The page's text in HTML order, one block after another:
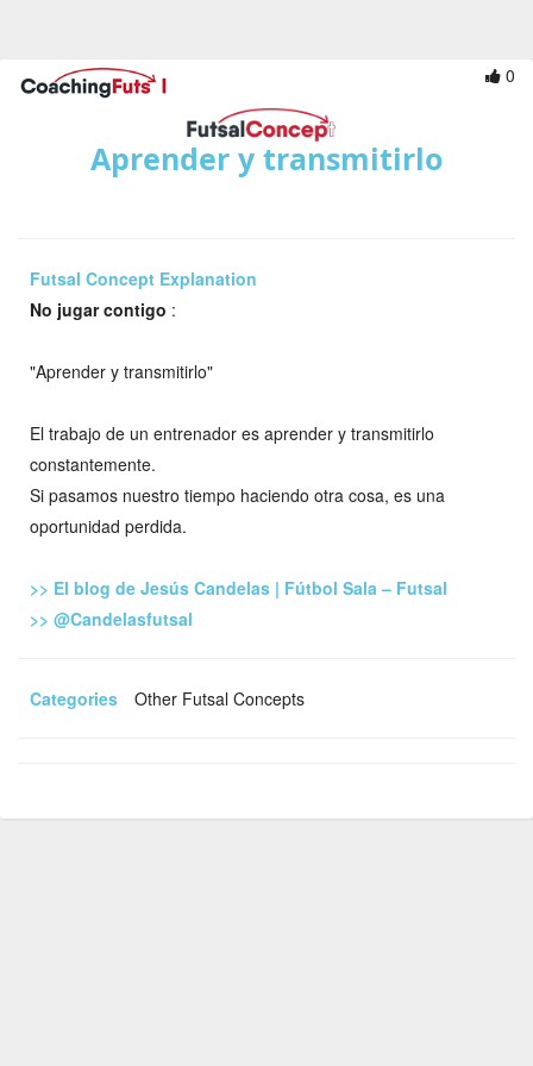
0
Aprender y transmitirlo
Futsal Concept Explanation
No jugar contigo :
"Aprender y transmitirlo"
El trabajo de un entrenador es aprender y transmitirlo
constantemente.
Si pasamos nuestro tiempo haciendo otra cosa, es una
oportunidad perdida.
>> El blog de Jesús Candelas | Fútbol Sala – Futsal
>> @Candelasfutsal
Categories Other Futsal Concepts